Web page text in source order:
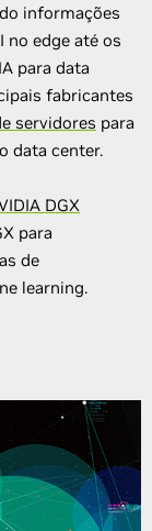
informações
no edge até os
para data
fabricantes
servidores para
data center.
DGX
para
de
learning.